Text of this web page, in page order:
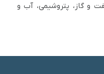
و گاز، پتروشیمی، آب و